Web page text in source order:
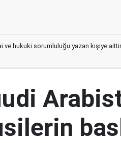
ve hukuki sorumluluğu yazan kişiye